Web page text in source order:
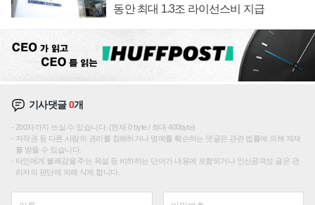
동안 최대 1.3조 라이선스비 지급
기사댓글0개
200자까지 쓰실 수 있습니다. (현재 0 byte / 최대 400byte)
저작권 등 다른 사람의 권리를 침해하거나 명예를 훼손하는 댓글은 관련 법률에 의해 제재
를 받을 수 있습니다.
타인에게 불쾌감을 주는 욕설 등 비하하는 단어가 내용에 포함되거나 인신공격성 글은 관
리자의 판단에 의해 삭제 합니다.